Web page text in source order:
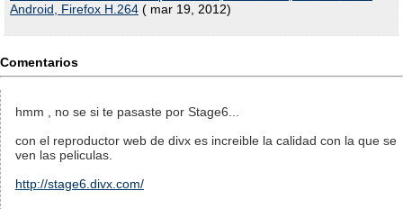
Android, Firefox H.264 ( mar 19, 2012)
Comentarios
hmm , no se si te pasaste por Stage6...
con el reproductor web de divx es increible la calidad con la que se
ven las peliculas.
http://stage6.divx.com/